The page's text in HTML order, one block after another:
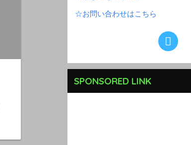
☆お問い合わせはこちら
SPONSORED LINK